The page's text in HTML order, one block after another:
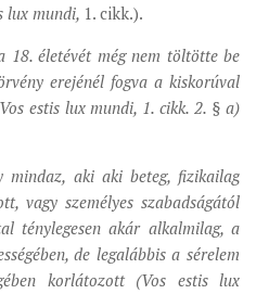
lux mundi, 1. cikk.).
18. életévét még nem töltötte be
erejénél fogva a kiskorúval
estis lux mundi, 1. cikk. 2. § a)
mindaz, aki aki beteg, fizikailag
vagy személyes szabadságától
ténylegesen akár alkalmilag, a
de legalábbis a sérelem
korlátozott (Vos estis lux